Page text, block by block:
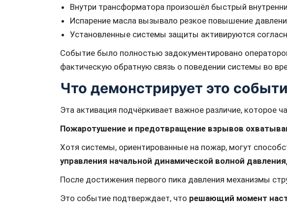
Внутри трансформатора произошёл быстрый
Испарение масла вызывало резкое повышение
Установленные системы защиты активируются
Событие было полностью задокументировано
фактическую обратную связь о поведении системы во
Что демонстрирует это
Эта активация подчёркивает важное различие, которое
Пожаротушение и предотвращение взрывов
Хотя системы, ориентированные на пожар, могут
управления начальной динамической волной
После достижения первого пика давления механизмы
Это событие подтверждает, что решающий момент